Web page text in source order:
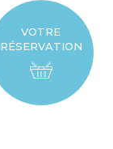
VOTRE
RÉSERVATION